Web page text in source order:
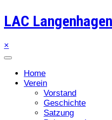
LAC
×
Home
Verein
Vorstand
Geschichte
Satzung